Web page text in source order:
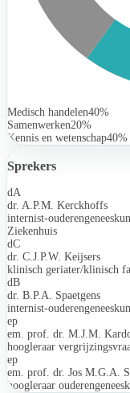
Medisch handelen40%
Samenwerken20%
Kennis en wetenschap40%
Sprekers
dA
dr. A.P.M. Kerckhoffs
internist-
Ziekenhuis
dC
dr. C.J.P.W. Keijsers
klinisch geriater/klinisch
dB
dr. B.P.A. Spaetgens
internist-
ep
em. prof. dr. M.J.M.
hoogleraar
ep
em. prof. dr. Jos M.G.A.
hoogleraar